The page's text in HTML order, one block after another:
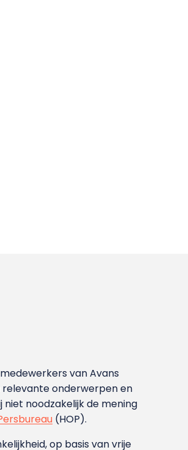
van Avans
relevante onderwerpen en
noodzakelijk de mening
(HOP).
op basis van vrije